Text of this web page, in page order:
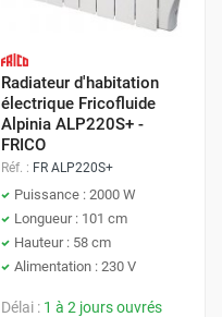
Radiateur d'habitation
électrique Fricofluide
Alpinia ALP220S+ -
FRICO
Réf. : FR ALP220S+
Puissance : 2000 W
Longueur : 101 cm
Hauteur : 58 cm
Alimentation : 230 V
Délai : 1 à 2 jours ouvrés